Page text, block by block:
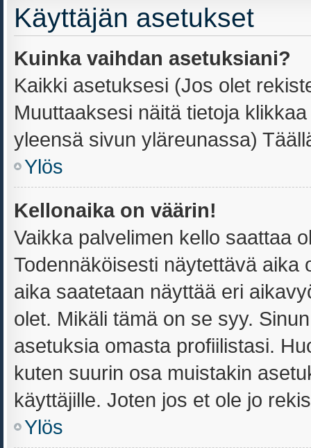
Käyttäjän asetukset
Kuinka vaihdan asetuksiani?
Kaikki asetuksesi (Jos olet
Muuttaaksesi näitä tietoja
yleensä sivun yläreunassa)
Ylös
Kellonaika on väärin!
Vaikka palvelimen kello saattaa
Todennäköisesti näytettävä aika
aika saatetaan näyttää eri
olet. Mikäli tämä on se syy.
asetuksia omasta profiilistasi.
kuten suurin osa muistakin
käyttäjille. Joten jos et ole jo
Ylös